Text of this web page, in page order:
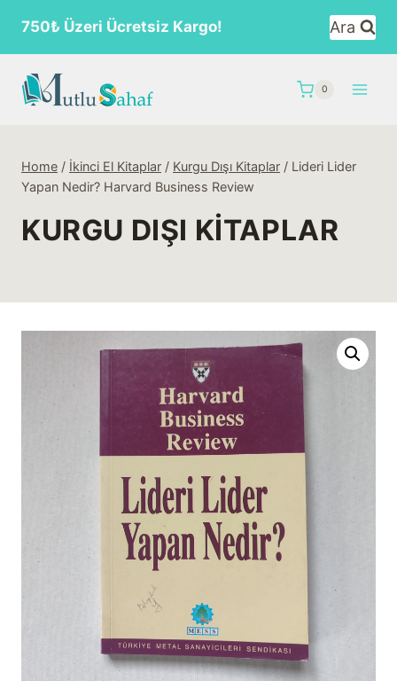
content
750₺ Üzeri Ücretsiz Kargo! Ara
0
Home / İkinci El Kitaplar / Kurgu Dışı Kitaplar / Lideri Lider
Yapan Nedir? Harvard Business Review
KURGU DIŞI KITAPLAR